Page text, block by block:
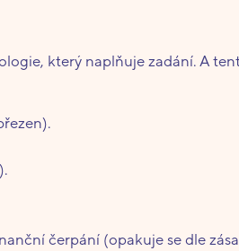
který naplňuje zadání. A
čerpání (opakuje se dle